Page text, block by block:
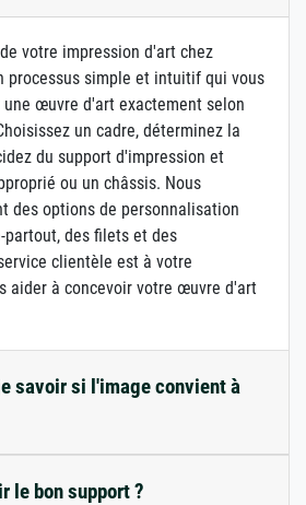
votre impression d'art chez
processus simple et intuitif qui vous
œuvre d'art exactement selon
un cadre, déterminez la
du support d'impression et
ou un châssis. Nous
des options de personnalisation
partout, des filets et des
clientèle est à votre
aider à concevoir votre œuvre d'art
savoir si l'image convient à
le bon support ?